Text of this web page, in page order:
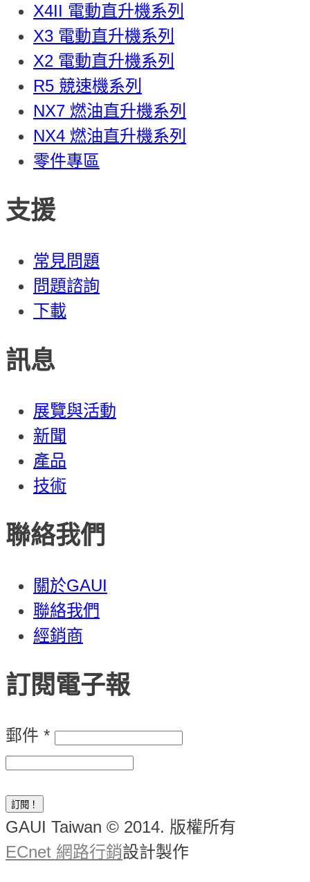
X4II 電動直升機系列
X3 電動直升機系列
X2 電動直升機系列
R5 競速機系列
NX7 燃油直升機系列
NX4 燃油直升機系列
零件專區
支援
常見問題
問題諮詢
下載
訊息
展覽與活動
新聞
產品
技術
聯絡我們
關於GAUI
聯絡我們
經銷商
訂閱電子報
郵件 *
GAUI Taiwan © 2014. 版權所有
ECnet 網路行銷設計製作